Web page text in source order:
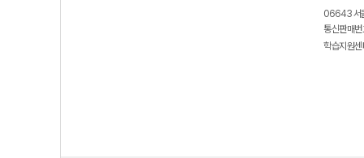
06643 서
통신판매
학습지원